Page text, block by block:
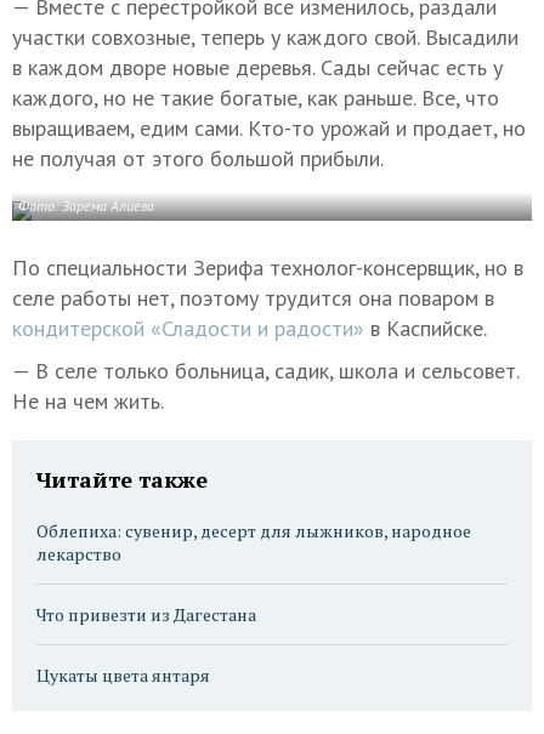
— Вместе с перестройкой все изменилось, раздали
участки совхозные, теперь у каждого свой. Высадили
в каждом дворе новые деревья. Сады сейчас есть у
каждого, но не такие богатые, как раньше. Все, что
выращиваем, едим сами. Кто-то урожай и продает, но
не получая от этого большой прибыли.
Фото: Зарема Алиева
По специальности Зерифа технолог-консервщик, но в
селе работы нет, поэтому трудится она поваром в
кондитерской «Сладости и радости» в Каспийске.
— В селе только больница, садик, школа и сельсовет.
Не на чем жить.
Читайте также
Облепиха: сувенир, десерт для лыжников, народное
лекарство
Что привезти из Дагестана
Цукаты цвета янтаря